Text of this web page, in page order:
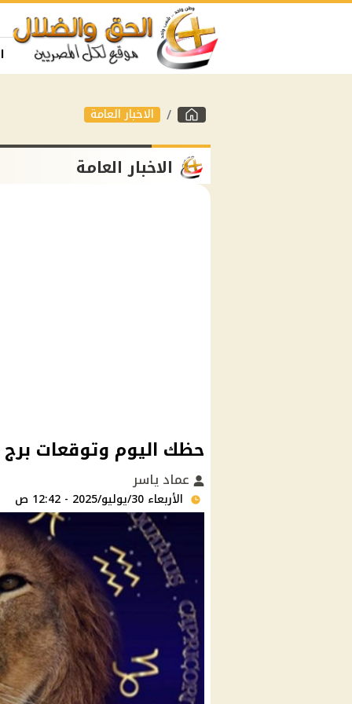
الاخبار العامة
الاخبار العامة
حظك اليوم وتوقعات برج الأسد
عماد ياسر
الأربعاء 30/يوليو/2025 - 12:42 ص